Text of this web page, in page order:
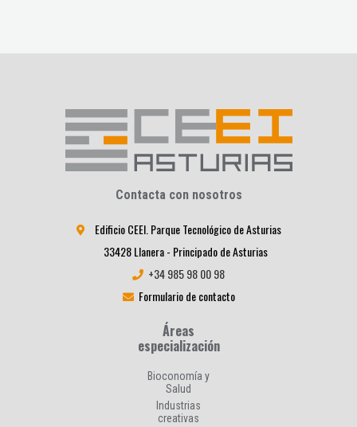
Contacta con nosotros
Edificio CEEI. Parque Tecnológico de Asturias
33428 Llanera - Principado de Asturias
+34 985 98 00 98
Formulario de contacto
Áreas
especialización
Bioconomía y
Salud
Industrias
creativas